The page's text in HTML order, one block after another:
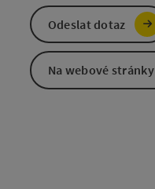
Odeslat dotaz
Na webové stránky